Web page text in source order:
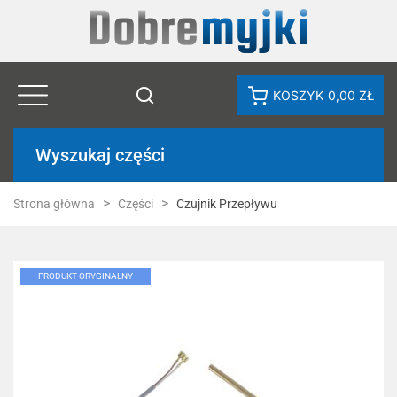
KOSZYK 0,00 ZŁ
Wyszukaj części
Strona główna Części Czujnik Przepływu
PRODUKT ORYGINALNY